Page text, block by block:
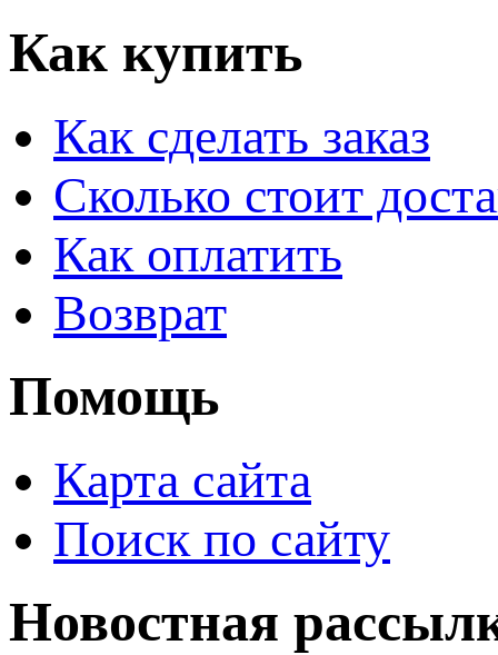
Как купить
Как сделать заказ
Сколько стоит
Как оплатить
Возврат
Помощь
Карта сайта
Поиск по сайту
Новостная